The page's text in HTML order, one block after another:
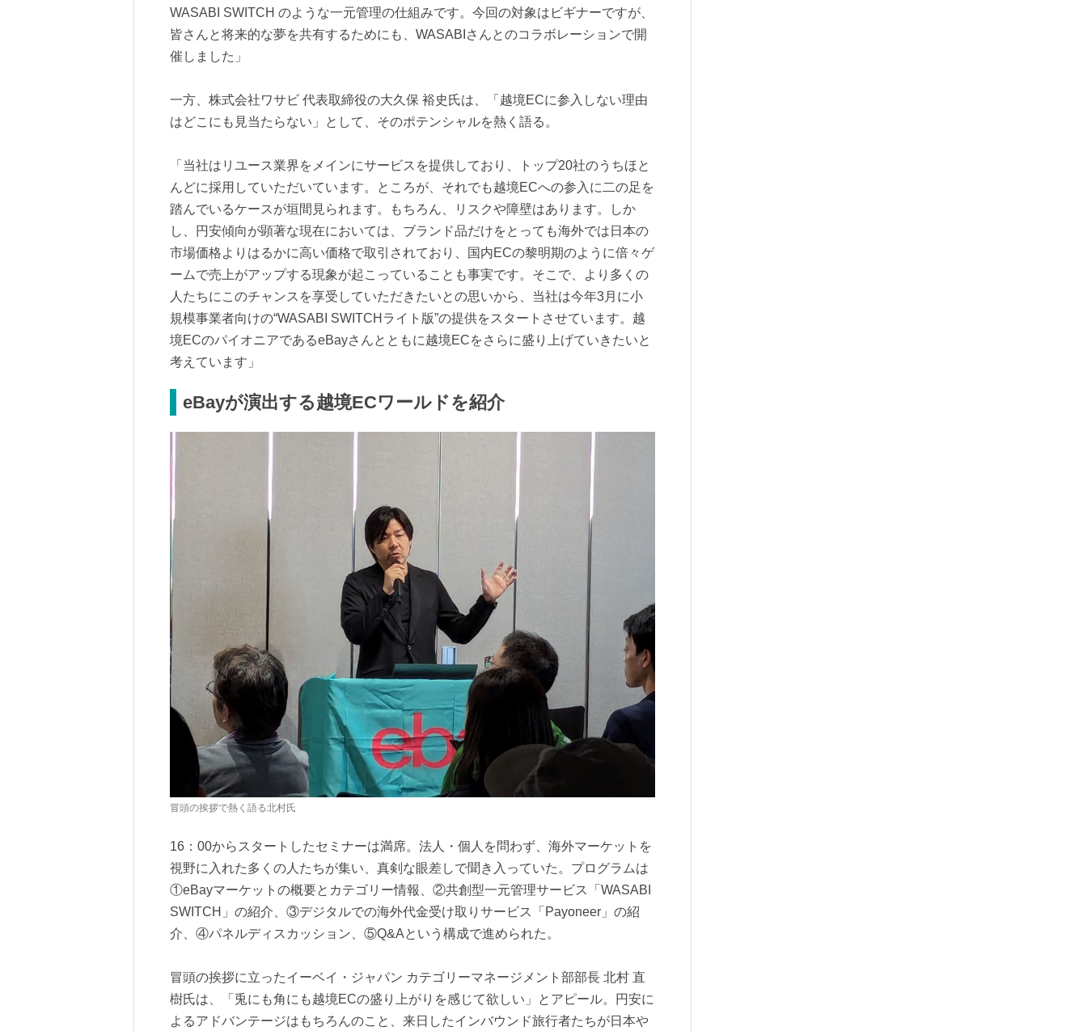
WASABI SWITCH のような一元管理の仕組みです。今回の対象はビギナーですが、
皆さんと将来的な夢を共有するためにも、WASABIさんとのコラボレーションで開
催しました」
一方、株式会社ワサビ 代表取締役の大久保 裕史氏は、「越境ECに参入しない理由
はどこにも見当たらない」として、そのポテンシャルを熱く語る。
「当社はリユース業界をメインにサービスを提供しており、トップ20社のうちほと
んどに採用していただいています。ところが、それでも越境ECへの参入に二の足を
踏んでいるケースが垣間見られます。もちろん、リスクや障壁はあります。しか
し、円安傾向が顕著な現在においては、ブランド品だけをとっても海外では日本の
市場価格よりはるかに高い価格で取引されており、国内ECの黎明期のように倍々ゲ
ームで売上がアップする現象が起こっていることも事実です。そこで、より多くの
人たちにこのチャンスを享受していただきたいとの思いから、当社は今年3月に小
規模事業者向けの“WASABI SWITCHライト版”の提供をスタートさせています。越
境ECのパイオニアであるeBayさんとともに越境ECをさらに盛り上げていきたいと
考えています」
eBayが演出する越境ECワールドを紹介
冒頭の挨拶で熱く語る北村氏
16：00からスタートしたセミナーは満席。法人・個人を問わず、海外マーケットを
視野に入れた多くの人たちが集い、真剣な眼差しで聞き入っていた。プログラムは
①eBayマーケットの概要とカテゴリー情報、②共創型一元管理サービス「WASABI
SWITCH」の紹介、③デジタルでの海外代金受け取りサービス「Payoneer」の紹
介、④パネルディスカッション、⑤Q&Aという構成で進められた。
冒頭の挨拶に立ったイーベイ・ジャパン カテゴリーマネージメント部部長 北村 直
樹氏は、「兎にも角にも越境ECの盛り上がりを感じて欲しい」とアピール。円安に
よるアドバンテージはもちろんのこと、来日したインバウンド旅行者たちが日本や